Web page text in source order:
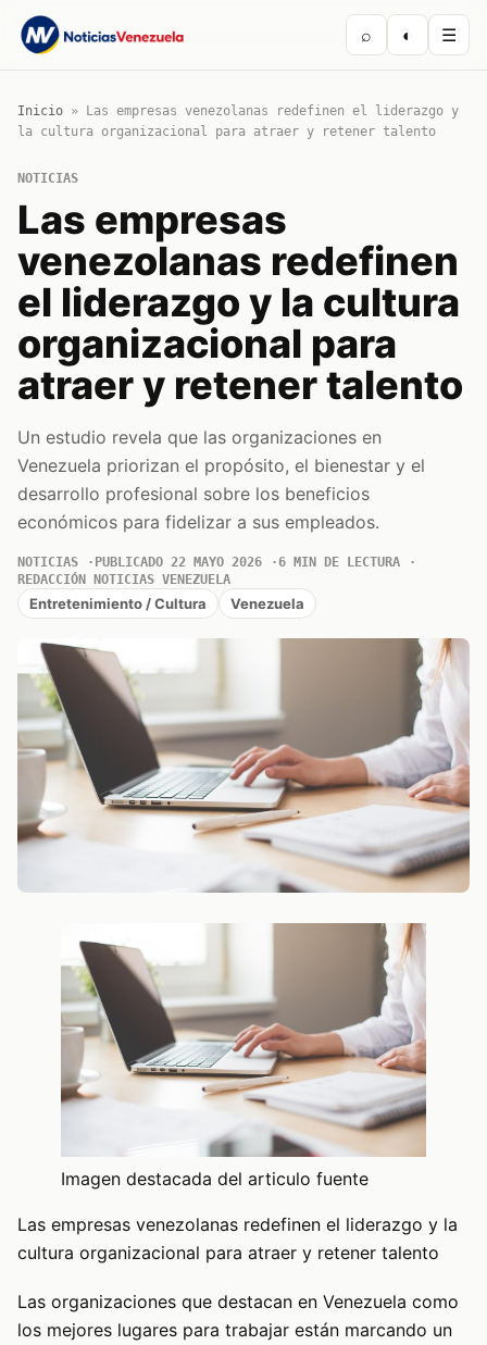
⌕ ◐ ☰
Inicio »
Las empresas venezolanas redefinen el liderazgo y
la cultura organizacional para atraer y retener talento
NOTICIAS
Las empresas
venezolanas redefinen
el liderazgo y la cultura
organizacional para
atraer y retener talento
Un estudio revela que las organizaciones en
Venezuela priorizan el propósito, el bienestar y el
desarrollo profesional sobre los beneficios
económicos para fidelizar a sus empleados.
NOTICIAS PUBLICADO 22 MAYO 2026
6 MIN DE LECTURA
REDACCIÓN NOTICIAS VENEZUELA
Entretenimiento / Cultura Venezuela
Imagen destacada del articulo fuente
Las empresas venezolanas redefinen el liderazgo y la
cultura organizacional para atraer y retener talento
Las organizaciones que destacan en Venezuela como
los mejores lugares para trabajar están marcando un